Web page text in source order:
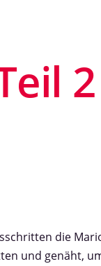
2
die
und genäht,